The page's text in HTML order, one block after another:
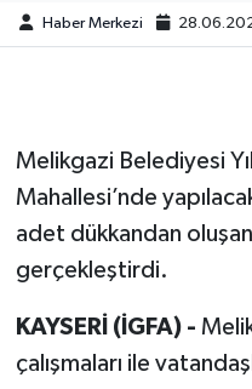
Haber Merkezi
Melikgazi Belediyesi
Mahallesi’nde
adet dükkandan
gerçekleştirdi.
KAYSERİ (İGFA) -
çalışmaları ile